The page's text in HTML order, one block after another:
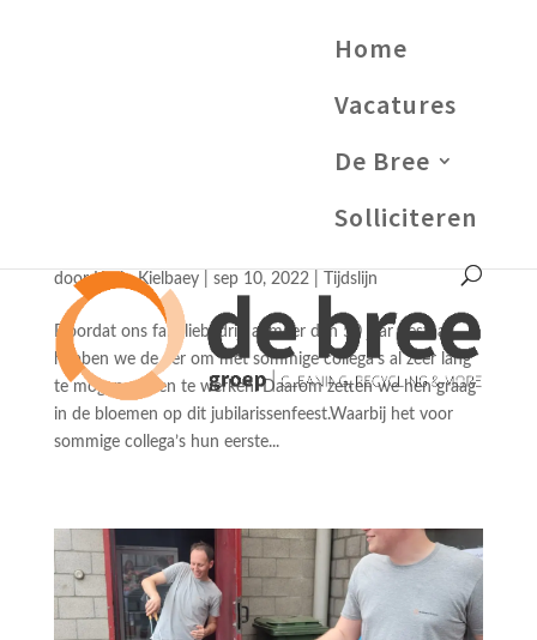
Home
Vacatures
De Bree
Solliciteren
doorKevin Kielbaey| sep 10, 2022| Tijdslijn
Doordat ons familiebedrijf al meer dan 50 jaar bestaat,
hebben we de eer om met sommige collega’s al zeer lang
te mogen samen te werken. Daarom zetten we hen graag
in de bloemen op dit jubilarissenfeest.Waarbij het voor
sommige collega’s hun eerste...